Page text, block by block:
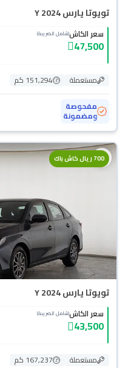
تويوتا يارس Y 2024
سعر الكاش(شامل الضريبة)
47,500
مستعملة
151,294 كم
مفحوصة
ومضمونة
700 ريال كاش باك
تويوتا يارس Y 2024
سعر الكاش(شامل الضريبة)
43,500
مستعملة
167,237 كم